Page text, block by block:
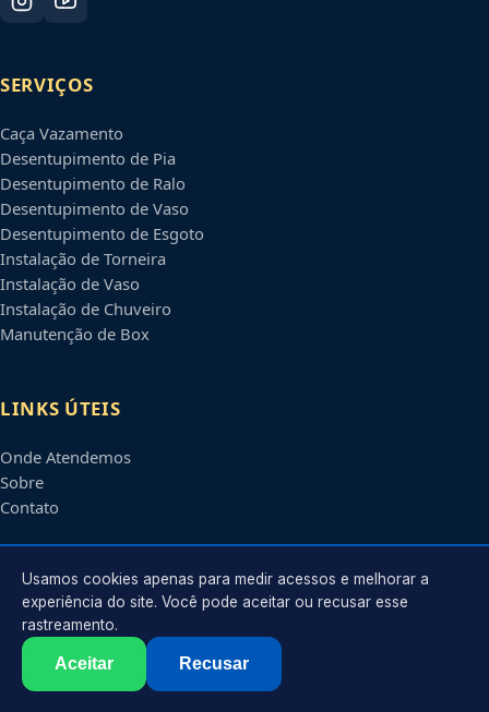
SERVIÇOS
Caça Vazamento
Desentupimento de Pia
Desentupimento de Ralo
Desentupimento de Vaso
Desentupimento de Esgoto
Instalação de Torneira
Instalação de Vaso
Instalação de Chuveiro
Manutenção de Box
LINKS ÚTEIS
Onde Atendemos
Sobre
Contato
CONTATO
Atendimento em
contato@encanadoresribeiraopreto.com.br
2026 Encanador emRibeirão Preto
. Todos os direitos reservados.
Usamos cookies apenas para medir acessos e melhorar a
experiência do site. Você pode aceitar ou recusar esse
rastreamento.
Aceitar Recusar